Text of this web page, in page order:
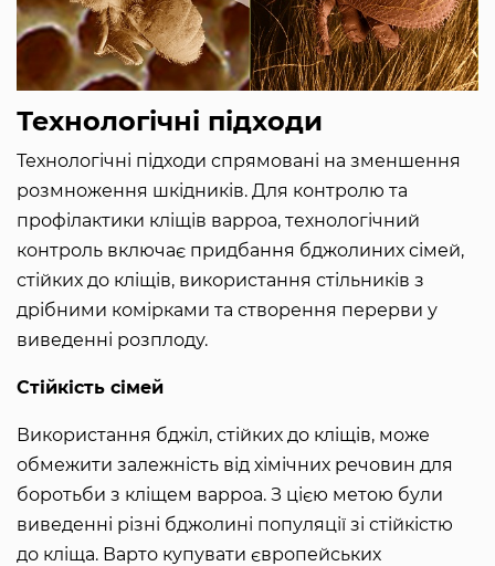
Технологічні підходи
Технологічні підходи спрямовані на зменшення
розмноження шкідників. Для контролю та
профілактики кліщів варроа, технологічний
контроль включає придбання бджолиних сімей,
стійких до кліщів, використання стільників з
дрібними комірками та створення перерви у
виведенні розплоду.
Стійкість сімей
Використання бджіл, стійких до кліщів, може
обмежити залежність від хімічних речовин для
боротьби з кліщем варроа. З цією метою були
виведенні різні бджолині популяції зі стійкістю
до кліща. Варто купувати європейських